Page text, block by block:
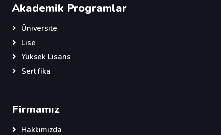
Akademik Programlar
Üniversite
Lise
Yüksek Lisans
Sertifika
Firmamız
Hakkımızda